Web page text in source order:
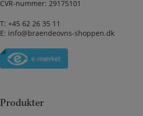
CVR-nummer: 29175101
T: +45 62 26 35 11
E: info@braendeovns-shoppen.dk
Produkter